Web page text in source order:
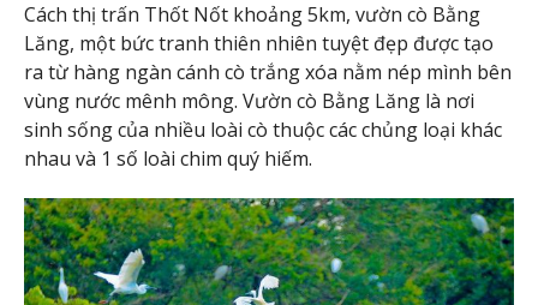
Cách thị trấn Thốt Nốt khoảng 5km, vườn cò Bằng
Lăng, một bức tranh thiên nhiên tuyệt đẹp được tạo
ra từ hàng ngàn cánh cò trắng xóa nằm nép mình bên
vùng nước mênh mông. Vườn cò Bằng Lăng là nơi
sinh sống của nhiều loài cò thuộc các chủng loại khác
nhau và 1 số loài chim quý hiếm.